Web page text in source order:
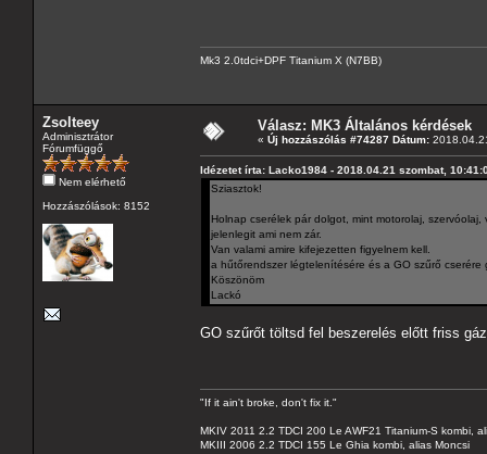
Mk3 2.0tdci+DPF Titanium X (N7BB)
Zsolteey
Adminisztrátor
Fórumfüggő
Nem elérhető
Hozzászólások: 8152
Válasz: MK3 Általános kérdések
« Új hozzászólás #74287 Dátum:
Idézetet írta: Lacko1984 - 2018.04.21 szombat,
Sziasztok!
Holnap cserélek pár dolgot, mint motorolaj,
jelenlegit ami nem zár.
Van valami amire kifejezetten figyelnem kell.
a hűtőrendszer légtelenítésére és a GO szűrő
Köszönöm
Lackó
GO szűrőt töltsd fel beszerelés előtt friss
"If it ain't broke, don't fix it."
MKIV 2011 2.2 TDCI 200 Le AWF21 Titanium-S kombi,
MKIII 2006 2.2 TDCI 155 Le Ghia kombi, alias Moncsi